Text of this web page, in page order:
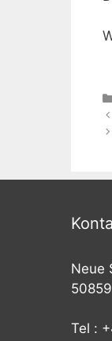
Neue
Tel :